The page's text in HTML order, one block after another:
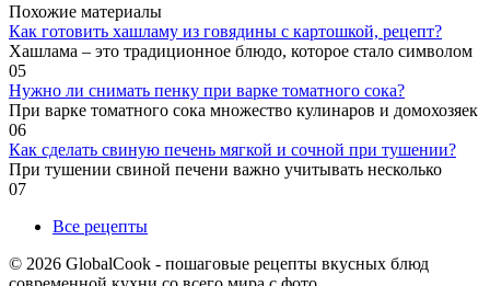
Похожие материалы
Как готовить хашламу из говядины с картошкой, рецепт?
Хашлама – это традиционное блюдо, которое стало символом
05
Нужно ли снимать пенку при варке томатного сока?
При варке томатного сока множество кулинаров и домохозяек
06
Как сделать свиную печень мягкой и сочной при тушении?
При тушении свиной печени важно учитывать несколько
07
Все рецепты
© 2026 GlobalCook - пошаговые рецепты вкусных блюд